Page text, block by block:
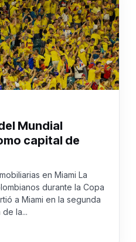
Mundial
capital de
en Miami La
durante la Copa
a Miami en la segunda
la...